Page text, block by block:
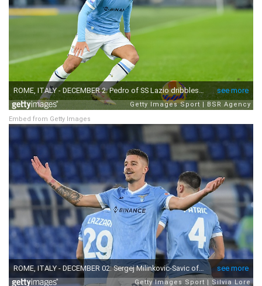
Embed from Getty Images